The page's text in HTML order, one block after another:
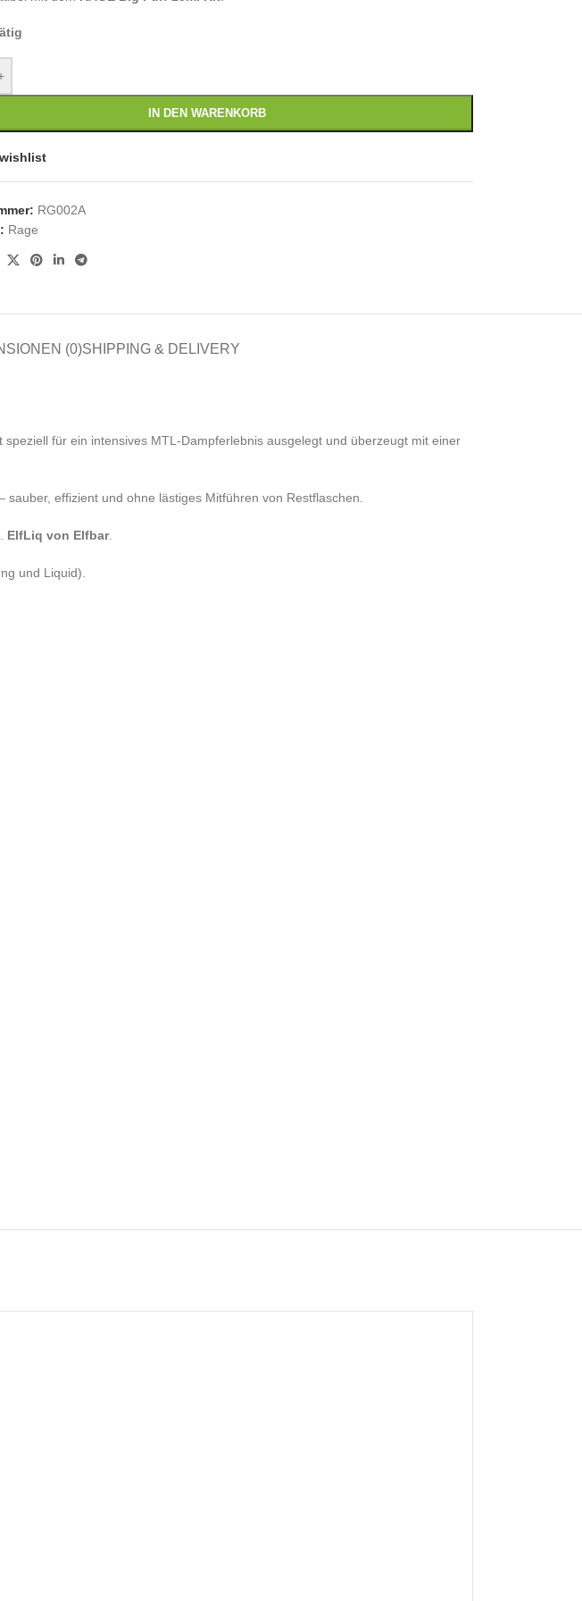
IN DEN WARENKORB
RG002A
Rage
(0)SHIPPING & DELIVERY
für ein intensives MTL-Dampferlebnis ausgelegt und überzeugt mit einer
effizient und ohne lästiges Mitführen von Restflaschen.
ElfLiq von Elfbar.
und Liquid).